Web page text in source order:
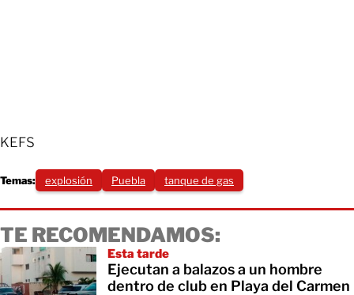
KEFS
Temas: explosión Puebla tanque de gas
TE RECOMENDAMOS:
Esta tarde
Ejecutan a balazos a un hombre
dentro de club en Playa del Carmen